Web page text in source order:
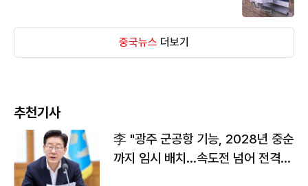
중국뉴스 더보기
추천기사
李 "광주 군공항 기능, 2028년 중순
까지 임시 배치…속도전 넘어 전격